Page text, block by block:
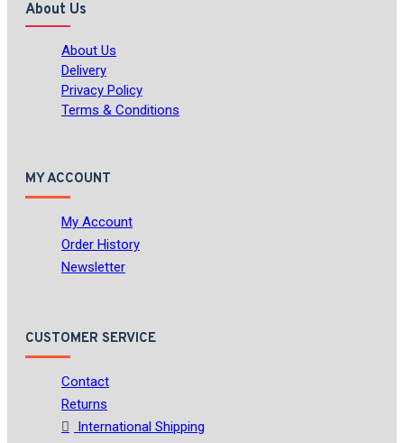
About Us
About Us
Delivery
Privacy Policy
Terms & Conditions
MY ACCOUNT
My Account
Order History
Newsletter
CUSTOMER SERVICE
Contact
Returns
International Shipping